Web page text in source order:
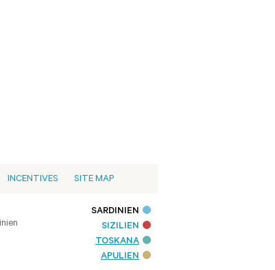
INCENTIVES SITE MAP
SARDINIEN
SIZILIEN
TOSKANA
APULIEN